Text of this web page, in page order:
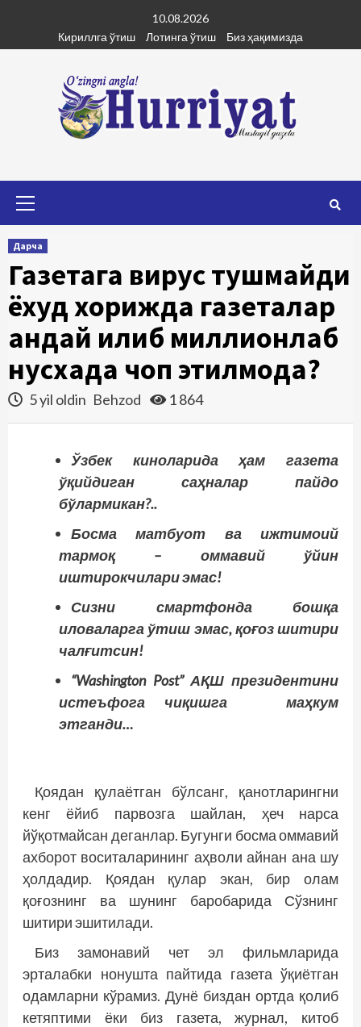
content
10.08.2026
Кириллга ўтиш
Лотинга ўтиш Биз ҳақимизда
Дарча
Газетага вирус тушмайди
ёхуд хорижда газеталар
қандай қилиб миллионлаб
нусхада чоп этилмоқда?
5 yil oldin Behzod 1 864
Ўзбек киноларида ҳам газета
ўқийдиган саҳналар пайдо
бўлармикан?..
Босма матбуот ва ижтимоий
тармоқ – оммавий ўйин
иштирокчилари эмас!
Сизни смартфонда бошқа
иловаларга ўтиш эмас, қоғоз шитири
чалғитсин!
“Washington Post” АҚШ президентини
истеъфога чиқишга маҳкум
этганди…
Қоядан қулаётган бўлсанг, қанотларингни
кенг ёйиб парвозга шайлан, ҳеч нарса
йўқотмайсан деганлар. Бугунги босма оммавий
ахборот воситаларининг аҳволи айнан ана шу
ҳолдадир. Қоядан қулар экан, бир олам
қоғознинг ва шунинг баробарида Сўзнинг
шитири эшитилади.
Биз замонавий чет эл фильмларида
эрталабки нонушта пайтида газета ўқиётган
одамларни кўрамиз. Дунё биздан ортда қолиб
кетяптими ёки биз газета, журнал, китоб